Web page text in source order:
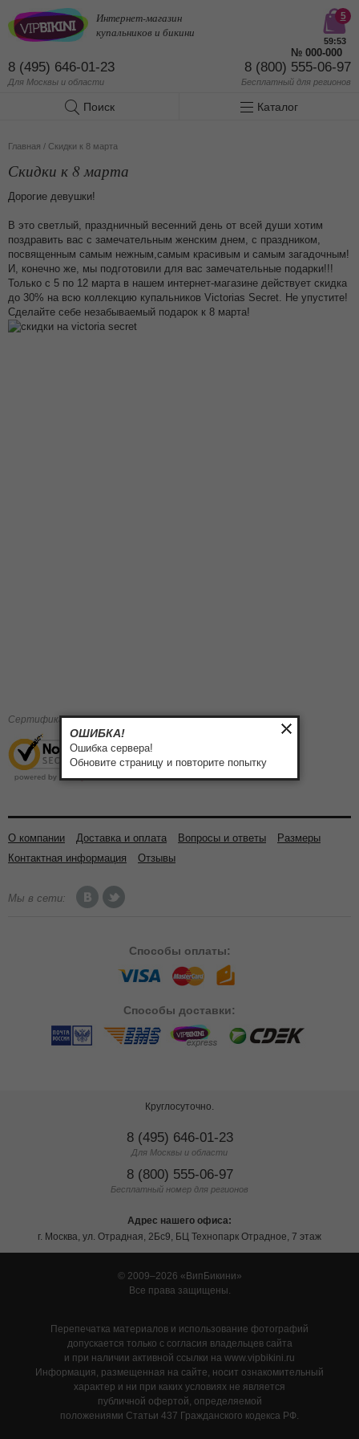
Интернет-магазин
купальников и бикини
8 (495) 646-01-23
Для Москвы и области
8 (800) 555-06-97
Бесплатный для регионов
5
59:53
№ 000-000
Поиск Каталог
Главная / Скидки к 8 марта
Скидки к 8 марта
Дорогие девушки!
В это светлый, праздничный весенний день от всей души хотим
поздравить вас с замечательным женским днем, с праздником,
посвященным самым нежным,самым красивым и самым загадочным!
И, конечно же, мы подготовили для вас замечательные подарки!!!
Только с 5 по 12 марта в нашем интернет-магазине действует скидка
до 30% на всю коллекцию купальников Victorias Secret. Не упустите!
Сделайте себе незабываемый подарок к 8 марта!
Сертификаты:
О компании Доставка и оплата Вопросы и ответы
Размеры
Контактная информация
Отзывы
Мы в сети:
Способы оплаты:
Способы доставки:
Круглосуточно.
8 (495) 646-01-23
Для Москвы и области
8 (800) 555-06-97
Бесплатный номер для регионов
Адрес нашего офиса:
г. Москва, ул. Отрадная, 2Бс9, БЦ Технопарк Отрадное, 7 этаж
© 2009–2026
ВипБикини
Все права защищены.
Перепечатка материалов и использование фотографий
допускается только с согласия владельцев сайта
и при наличии активной ссылки на www.vipbikini.ru
Информация, размещенная на сайте, носит ознакомительный
характер и ни при каких условиях не является
публичной офертой, определяемой
положениями Статьи 437 Гражданского кодекса РФ.
ОШИБКА!
Ошибка сервера!
Обновите страницу и повторите попытку